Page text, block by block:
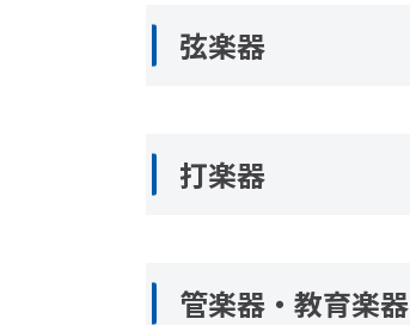
弦楽器
打楽器
管楽器・教育楽器